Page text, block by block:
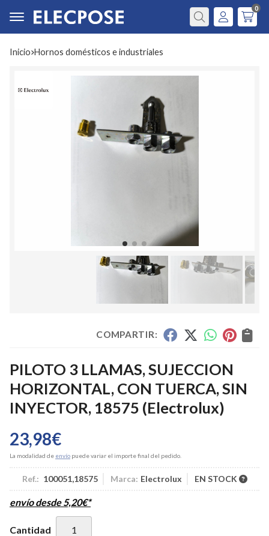
Buscar
0
Inicio hornos domésticos e industriales
COMPARTIR:
PILOTO 3 LLAMAS, SUJECCION
HORIZONTAL, CON TUERCA, SIN
INYECTOR, 18575 (Electrolux)
23,98€
La modalidad de envío puede variar el importe final del pedido.
Ref.: 100051,18575 Marca: Electrolux EN STOCK
envío desde5,20€*
Cantidad